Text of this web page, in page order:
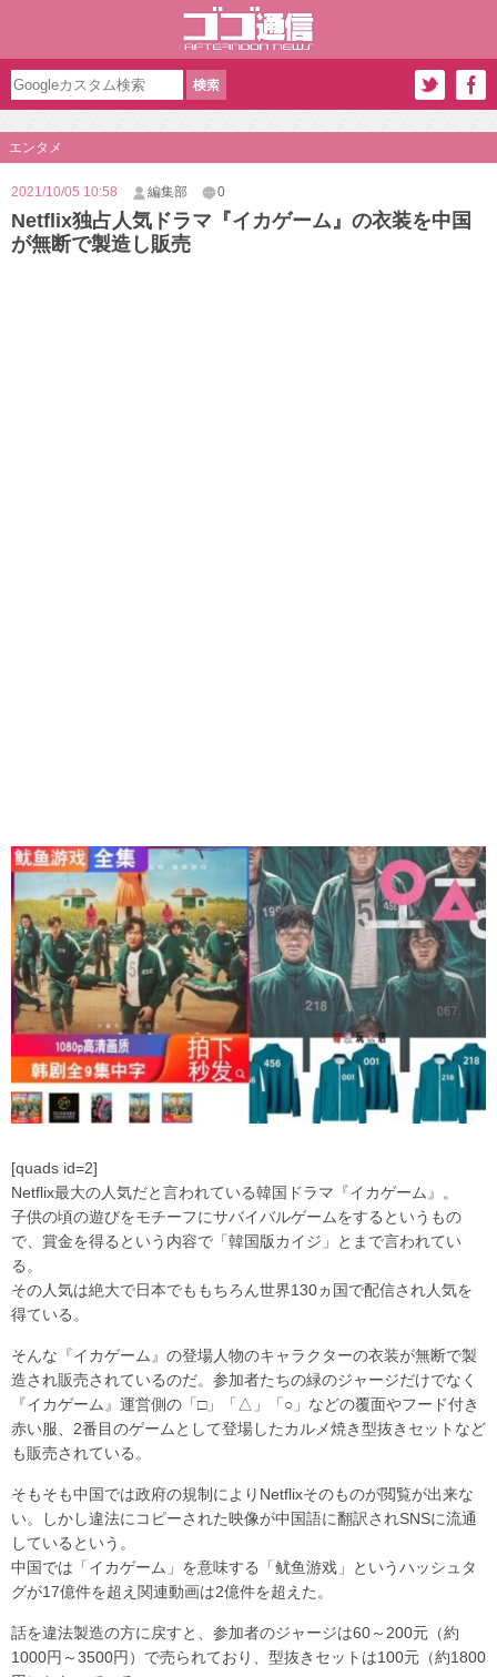
エンタメ
2021/10/05 10:58 編集部 0
Netflix独占人気ドラマ『イカゲーム』の衣装を中国
が無断で製造し販売
[quads id=2]
Netflix最大の人気だと言われている韓国ドラマ『イカゲーム』。
子供の頃の遊びをモチーフにサバイバルゲームをするというもの
で、賞金を得るという内容で「韓国版カイジ」とまで言われてい
る。
その人気は絶大で日本でももちろん世界130ヵ国で配信され人気を
得ている。
そんな『イカゲーム』の登場人物のキャラクターの衣装が無断で製
造され販売されているのだ。参加者たちの緑のジャージだけでなく
『イカゲーム』運営側の「□」「△」「○」などの覆面やフード付き
赤い服、2番目のゲームとして登場したカルメ焼き型抜きセットなど
も販売されている。
そもそも中国では政府の規制によりNetflixそのものが閲覧が出来な
い。しかし違法にコピーされた映像が中国語に翻訳されSNSに流通
しているという。
中国では「イカゲーム」を意味する「鱿鱼游戏」というハッシュタ
グが17億件を超え関連動画は2億件を超えた。
話を違法製造の方に戻すと、参加者のジャージは60～200元（約
1000円～3500円）で売られており、型抜きセットは100元（約1800